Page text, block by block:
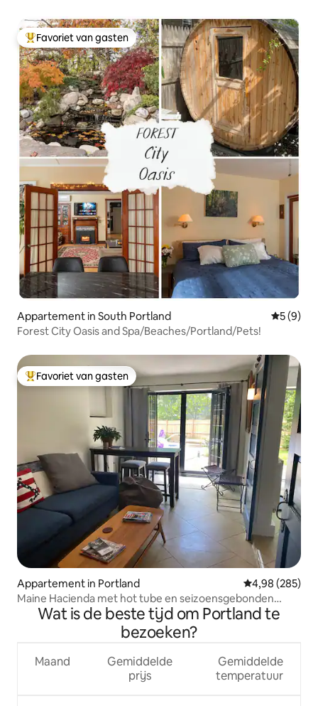
Topfavoriet van gasten
Favoriet van gasten
Appartement in South Portland
5 (9)
Forest City Oasis and Spa/Beaches/Portland/Pets!
Topfavoriet van gasten
Favoriet van gasten
Appartement in Portland Gemiddelde
4,98 (285)
Maine Hacienda met hot tube en seizoensgebonden
zwembad
Wat is de beste tijd om Portland te
bezoeken?
Maand
Gemiddelde
prijs
Gemiddelde
temperatuur